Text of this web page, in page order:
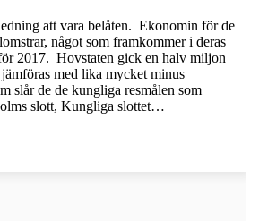
att vara belåten. Ekonomin för de
något som framkommer i deras
2017. Hovstaten gick en halv miljon
med lika mycket minus
slår de de kungliga resmålen som
slott, Kungliga slottet…